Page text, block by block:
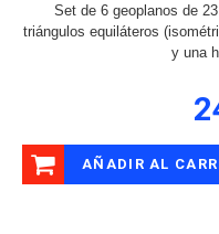
Set de 6 geoplanos de
triángulos equiláteros
y una
AÑADIR AL